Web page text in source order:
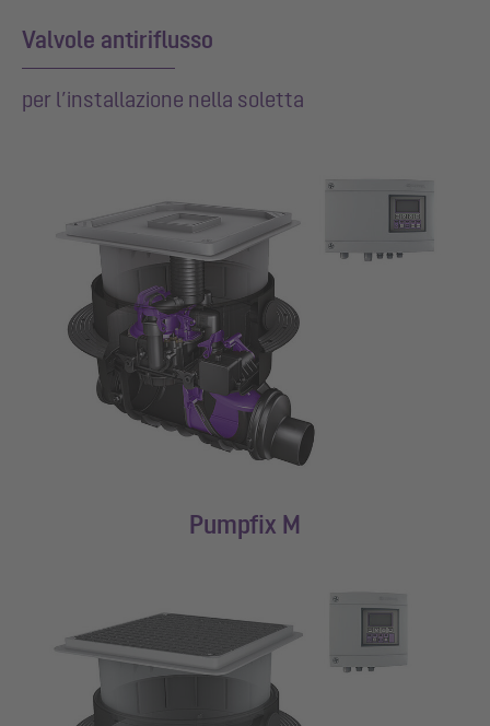
Valvole antiriflusso
per l’installazione nella soletta
Pumpfix M